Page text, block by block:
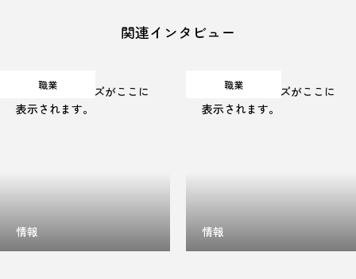
関連インタビュー
職業
情報
キャッチフレーズがここに
表示されます。
職業
情報
キャッチフレーズがここに
表示されます。